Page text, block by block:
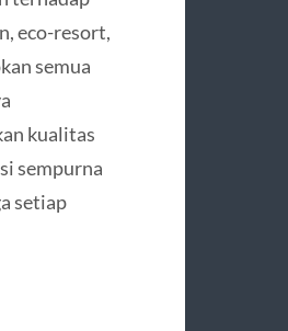
eco-resort,
semua
kualitas
sempurna
setiap